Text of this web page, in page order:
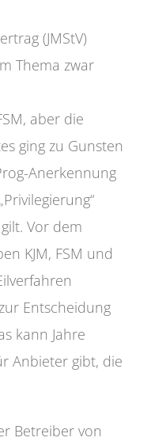
(JMStV)
Thema zwar
aber die
ging zu Gunsten
Anerkennung
Vor dem
KJM, FSM und
Entscheidung
kann Jahre
Anbieter gibt, die
Betreiber von